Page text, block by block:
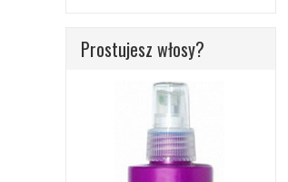
Prostujesz włosy?